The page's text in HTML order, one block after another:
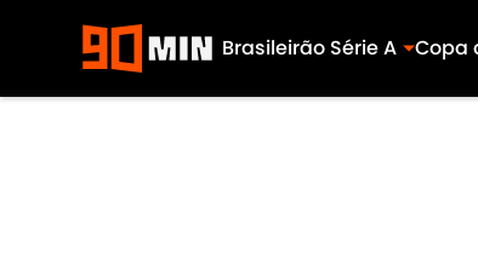
Brasileirão Série A Copa